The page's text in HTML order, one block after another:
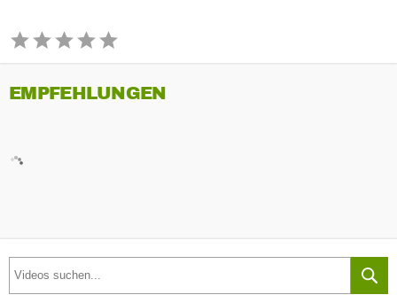
EMPFEHLUNGEN